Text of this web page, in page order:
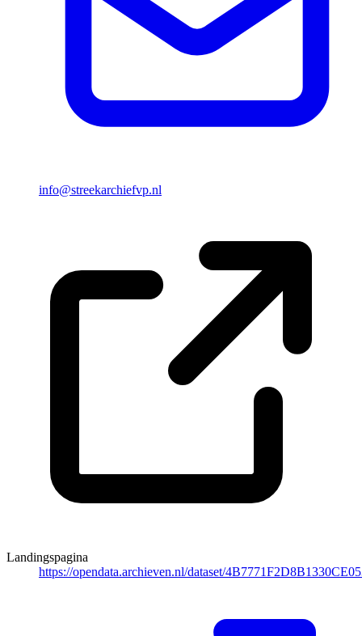
info@streekarchiefvp.nl
Landingspagina
https://opendata.archieven.nl/dataset/